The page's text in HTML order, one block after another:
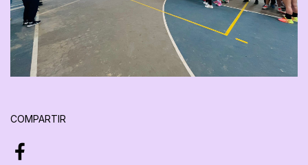
COMPARTIR